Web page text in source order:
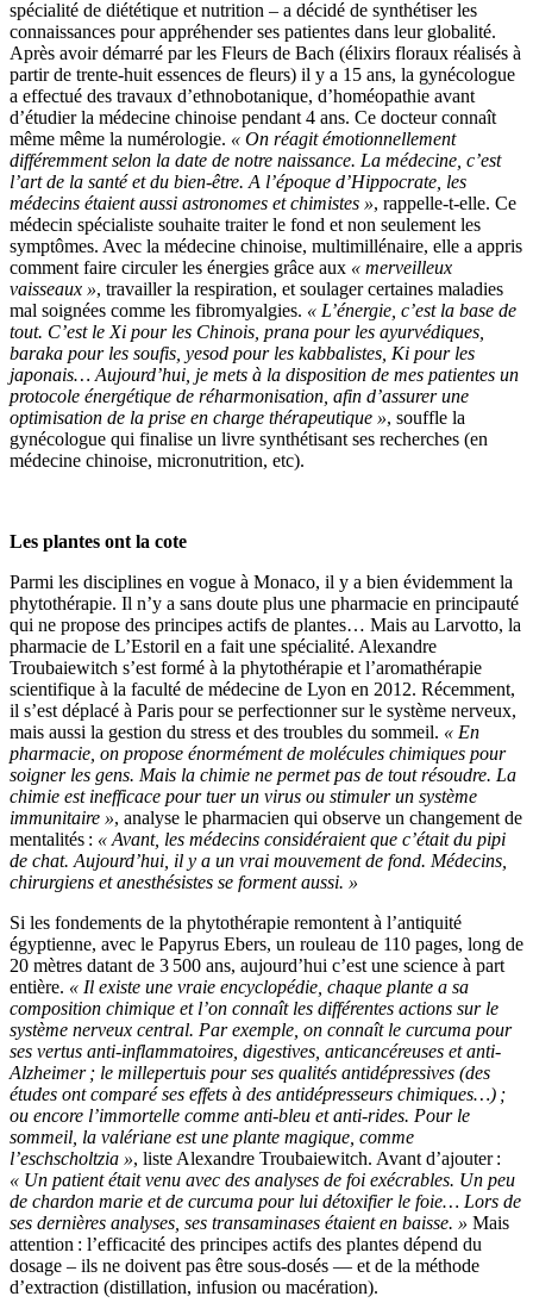
spécialité de diététique et nutrition – a décidé de synthétiser les
connaissances pour appréhender ses patientes dans leur globalité.
Après avoir démarré par les Fleurs de Bach (élixirs floraux réalisés à
partir de trente-huit essences de fleurs) il y a 15 ans, la gynécologue
a effectué des travaux d’ethnobotanique, d’homéopathie avant
d’étudier la médecine chinoise pendant 4 ans. Ce docteur connaît
même même la numérologie. « On réagit émotionnellement
différemment selon la date de notre naissance. La médecine, c’est
l’art de la santé et du bien-être. A l’époque d’Hippocrate, les
médecins étaient aussi astronomes et chimistes », rappelle-t-elle. Ce
médecin spécialiste souhaite traiter le fond et non seulement les
symptômes. Avec la médecine chinoise, multimillénaire, elle a appris
comment faire circuler les énergies grâce aux « merveilleux
vaisseaux », travailler la respiration, et soulager certaines maladies
mal soignées comme les fibromyalgies. « L’énergie, c’est la base de
tout. C’est le Xi pour les Chinois, prana pour les ayurvédiques,
baraka pour les soufis, yesod pour les kabbalistes, Ki pour les
japonais… Aujourd’hui, je mets à la disposition de mes patientes un
protocole énergétique de réharmonisation, afin d’assurer une
optimisation de la prise en charge thérapeutique », souffle la
gynécologue qui finalise un livre synthétisant ses recherches (en
médecine chinoise, micronutrition, etc).
Les plantes ont la cote
Parmi les disciplines en vogue à Monaco, il y a bien évidemment la
phytothérapie. Il n’y a sans doute plus une pharmacie en principauté
qui ne propose des principes actifs de plantes… Mais au Larvotto, la
pharmacie de L’Estoril en a fait une spécialité. Alexandre
Troubaiewitch s’est formé à la phytothérapie et l’aromathérapie
scientifique à la faculté de médecine de Lyon en 2012. Récemment,
il s’est déplacé à Paris pour se perfectionner sur le système nerveux,
mais aussi la gestion du stress et des troubles du sommeil. « En
pharmacie, on propose énormément de molécules chimiques pour
soigner les gens. Mais la chimie ne permet pas de tout résoudre. La
chimie est inefficace pour tuer un virus ou stimuler un système
immunitaire », analyse le pharmacien qui observe un changement de
mentalités : « Avant, les médecins considéraient que c’était du pipi
de chat. Aujourd’hui, il y a un vrai mouvement de fond. Médecins,
chirurgiens et anesthésistes se forment aussi. »
Si les fondements de la phytothérapie remontent à l’antiquité
égyptienne, avec le Papyrus Ebers, un rouleau de 110 pages, long de
20 mètres datant de 3 500 ans, aujourd’hui c’est une science à part
entière. « Il existe une vraie encyclopédie, chaque plante a sa
composition chimique et l’on connaît les différentes actions sur le
système nerveux central. Par exemple, on connaît le curcuma pour
ses vertus anti-inflammatoires, digestives, anticancéreuses et anti-
Alzheimer ; le millepertuis pour ses qualités antidépressives (des
études ont comparé ses effets à des antidépresseurs chimiques…) ;
ou encore l’immortelle comme anti-bleu et anti-rides. Pour le
sommeil, la valériane est une plante magique, comme
l’eschscholtzia », liste Alexandre Troubaiewitch. Avant d’ajouter :
« Un patient était venu avec des analyses de foi exécrables. Un peu
de chardon marie et de curcuma pour lui détoxifier le foie… Lors de
ses dernières analyses, ses transaminases étaient en baisse. » Mais
attention : l’efficacité des principes actifs des plantes dépend du
dosage – ils ne doivent pas être sous-dosés — et de la méthode
d’extraction (distillation, infusion ou macération).